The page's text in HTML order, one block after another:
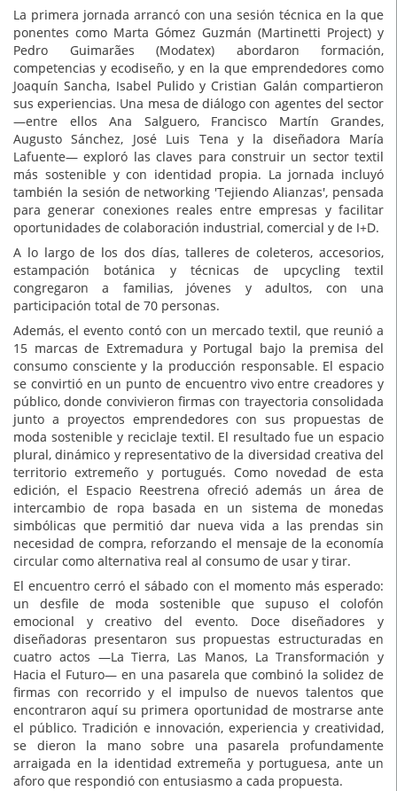
La primera jornada arrancó con una sesión técnica en la que
ponentes como Marta Gómez Guzmán (Martinetti Project) y
Pedro Guimarães (Modatex) abordaron formación,
competencias y ecodiseño, y en la que emprendedores como
Joaquín Sancha, Isabel Pulido y Cristian Galán compartieron
sus experiencias. Una mesa de diálogo con agentes del sector
—entre ellos Ana Salguero, Francisco Martín Grandes,
Augusto Sánchez, José Luis Tena y la diseñadora María
Lafuente— exploró las claves para construir un sector textil
más sostenible y con identidad propia. La jornada incluyó
también la sesión de networking 'Tejiendo Alianzas', pensada
para generar conexiones reales entre empresas y facilitar
oportunidades de colaboración industrial, comercial y de I+D.
A lo largo de los dos días, talleres de coleteros, accesorios,
estampación botánica y técnicas de upcycling textil
congregaron a familias, jóvenes y adultos, con una
participación total de 70 personas.
Además, el evento contó con un mercado textil, que reunió a
15 marcas de Extremadura y Portugal bajo la premisa del
consumo consciente y la producción responsable. El espacio
se convirtió en un punto de encuentro vivo entre creadores y
público, donde convivieron firmas con trayectoria consolidada
junto a proyectos emprendedores con sus propuestas de
moda sostenible y reciclaje textil. El resultado fue un espacio
plural, dinámico y representativo de la diversidad creativa del
territorio extremeño y portugués. Como novedad de esta
edición, el Espacio Reestrena ofreció además un área de
intercambio de ropa basada en un sistema de monedas
simbólicas que permitió dar nueva vida a las prendas sin
necesidad de compra, reforzando el mensaje de la economía
circular como alternativa real al consumo de usar y tirar.
El encuentro cerró el sábado con el momento más esperado:
un desfile de moda sostenible que supuso el colofón
emocional y creativo del evento. Doce diseñadores y
diseñadoras presentaron sus propuestas estructuradas en
cuatro actos —La Tierra, Las Manos, La Transformación y
Hacia el Futuro— en una pasarela que combinó la solidez de
firmas con recorrido y el impulso de nuevos talentos que
encontraron aquí su primera oportunidad de mostrarse ante
el público. Tradición e innovación, experiencia y creatividad,
se dieron la mano sobre una pasarela profundamente
arraigada en la identidad extremeña y portuguesa, ante un
aforo que respondió con entusiasmo a cada propuesta.